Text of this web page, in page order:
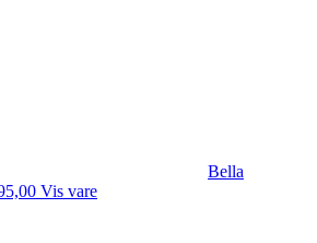
Bella
Vis vare